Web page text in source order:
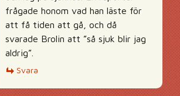
frågade honom vad han läste för
att få tiden att gå, och då
svarade Brolin att ”så sjuk blir jag
aldrig”.
Svara